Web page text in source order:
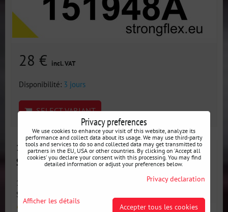
28 € incl. VAT
Disponibilité: 3 jours
SELECT VARIANT
151936A Silentbloc Avant de Triangle Inférieur
SPORT
151936A : Triangle inférieur – Silentbloc avant SPORT –
Silentbloc...
Privacy preferences
We use cookies to enhance your visit of this website, analyze its
performance and collect data about its usage. We may use third-party
tools and services to do so and collected data may get transmitted to
partners in the EU, USA or other countries. By clicking on 'Accept all
cookies' you declare your consent with this processing. You may find
detailed information or adjust your preferences below.
Privacy declaration
Afficher les détails
Accepter tous les cookies